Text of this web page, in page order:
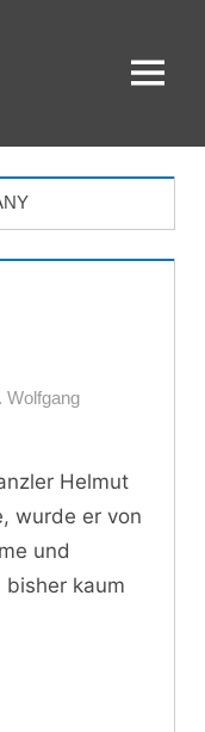
Menü
Wolfgang
Helmut
wurde er von
und
kaum